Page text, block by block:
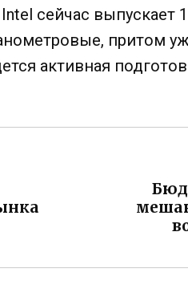
сейчас
притом
активная